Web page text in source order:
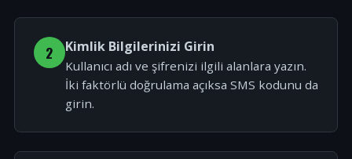
2 Kimlik Bilgilerinizi Girin
Kullanıcı adı ve şifrenizi ilgili alanlara yazın.
İki faktörlü doğrulama açıksa SMS kodunu da
girin.